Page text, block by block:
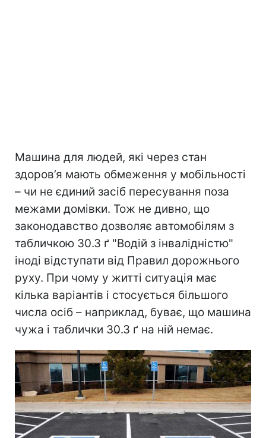
Машина для людей, які через стан
здоров’я мають обмеження у мобільності
– чи не єдиний засіб пересування поза
межами домівки. Тож не дивно, що
законодавство дозволяє автомобілям з
табличкою 30.3 ґ "Водій з інвалідністю"
іноді відступати від Правил дорожнього
руху. При чому у житті ситуація має
кілька варіантів і стосується більшого
числа осіб – наприклад, буває, що машина
чужа і таблички 30.3 ґ на ній немає.